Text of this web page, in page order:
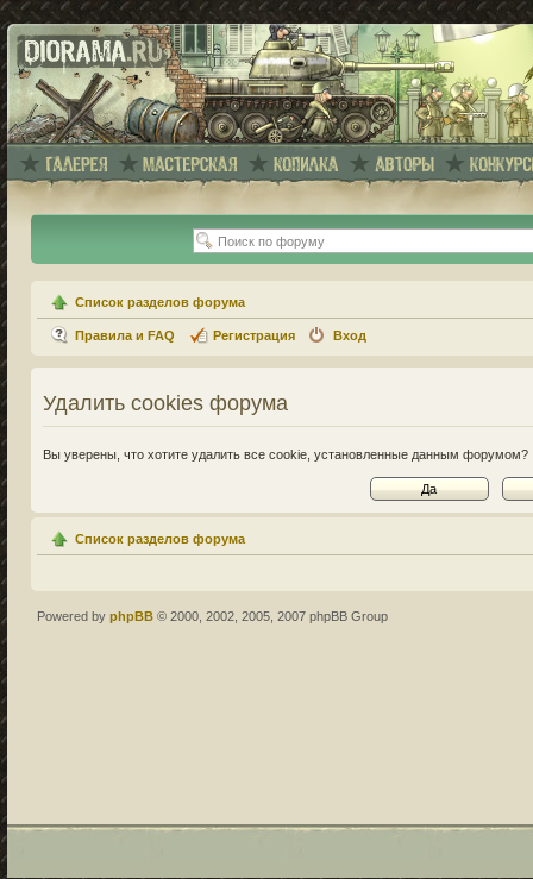
Список разделов форума
Правила и FAQ Регистрация Вход
Удалить cookies форума
Вы уверены, что хотите удалить все cookie, установленные данным форумом?
Список разделов форума
Powered by phpBB © 2000, 2002, 2005, 2007 phpBB Group